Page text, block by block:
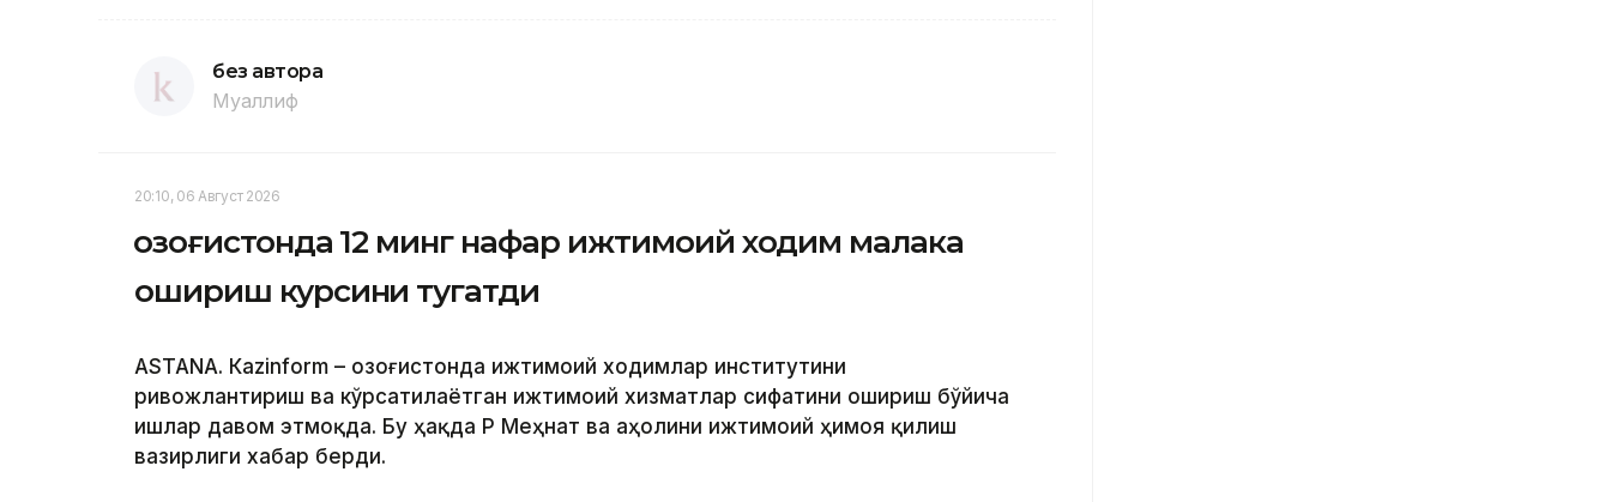
без автора
Муаллиф
20:10, 06 Август 2026
Қозоғистонда 12 минг нафар ижтимоий ходим малака
ошириш курсини тугатди
ASTANА. Кazinform – Қозоғистонда ижтимоий ходимлар институтини
ривожлантириш ва кўрсатилаётган ижтимоий хизматлар сифатини ошириш бўйича
ишлар давом этмоқда. Бу ҳақда ҚР Меҳнат ва аҳолини ижтимоий ҳимоя қилиш
вазирлиги хабар берди.